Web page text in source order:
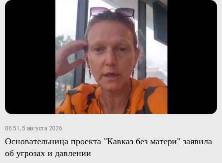
06:51, 5 августа 2026
Основательница проекта "Кавказ без матери" заявила
об угрозах и давлении